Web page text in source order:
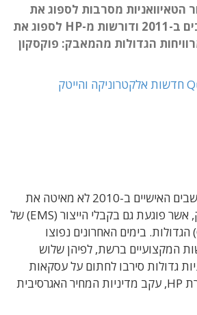
הטאיוואניות מסרבות לספוג את
מחיר הוזלת המחשבים ב-2011 ודורשות מ-HP לספוג את
הגדולות מהמאבק: פוקסקון
התאוששות שוק המחשבים האישיים ב-2010 לא מאיטה את
תחרות המחירים בשוק, אשר פוגעת גם בקבלי הייצור (EMS) של
יצרניות המותג (OEM) הגדולות. בימים האחרונים נפוצו
המקצועיים ברשת, לפיהן שלוש
גדולות סירבו לחתום על עסקאות
ייצור גדולות עבור חברת HP, עקב מדיניות המחיר האגרסיבית